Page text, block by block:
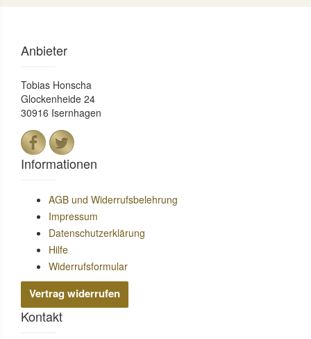
Anbieter
Tobias Honscha
Glockenheide 24
30916 Isernhagen
Informationen
AGB und Widerrufsbelehrung
Impressum
Datenschutzerklärung
Hilfe
Widerrufsformular
Vertrag widerrufen
Kontakt